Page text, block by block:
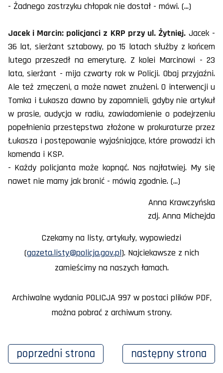
- Żadnego zastrzyku chłopak nie dostał - mówi. (...)
Jacek i Marcin: policjanci z KRP przy ul. Żytniej.Jacek -
36 lat, sierżant sztabowy, po 15 latach służby z końcem
lutego przeszedł na emeryturę. Z kolei Marcinowi - 23
lata, sierżant - mija czwarty rok w Policji. Obaj przyjaźni.
Ale też zmęczeni, a może nawet znużeni. O interwencji u
Tomka i Łukasza dawno by zapomnieli, gdyby nie artykuł
w prasie, audycja w radiu, zawiadomienie o podejrzeniu
popełnienia przestępstwa złożone w prokuraturze przez
Łukasza i postępowanie wyjaśniające, które prowadzi ich
komenda i KSP.
- Każdy policjanta może kopnąć. Nas najłatwiej. My się
nawet nie mamy jak bronić - mówią zgodnie. (...)
Anna Krawczyńska
zdj. Anna Michejda
Czekamy na listy, artykuły, wypowiedzi
(gazeta.listy@policja.gov.pl). Najciekawsze z nich
zamieścimy na naszych łamach.
Archiwalne wydania POLICJA 997 w postaci plików PDF,
można pobrać z archiwum strony.
poprzedni strona następny strona